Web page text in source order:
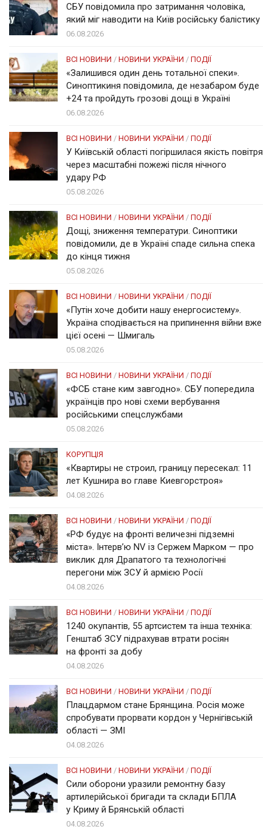
СБУ повідомила про затримання чоловіка,
який міг наводити на Київ російську балістику
06.08.2026
ВСІ НОВИНИ / НОВИНИ УКРАЇНИ / ПОДІЇ
«Залишився один день тотальної спеки».
Синоптикиня повідомила, де незабаром буде
+24 та пройдуть грозові дощі в Україні
06.08.2026
ВСІ НОВИНИ / НОВИНИ УКРАЇНИ / ПОДІЇ
У Київській області погіршилася якість повітря
через масштабні пожежі після нічного
удару РФ
05.08.2026
ВСІ НОВИНИ / НОВИНИ УКРАЇНИ / ПОДІЇ
Дощі, зниження температури. Синоптики
повідомили, де в Україні спаде сильна спека
до кінця тижня
05.08.2026
ВСІ НОВИНИ / НОВИНИ УКРАЇНИ / ПОДІЇ
«Путін хоче добити нашу енергосистему».
Україна сподівається на припинення війни вже
цієї осені — Шмигаль
05.08.2026
ВСІ НОВИНИ / НОВИНИ УКРАЇНИ / ПОДІЇ
«ФСБ стане ким завгодно». СБУ попередила
українців про нові схеми вербування
російськими спецслужбами
05.08.2026
КОРУПЦІЯ
«Квартиры не строил, границу пересекал: 11
лет Кушнира во главе Киевгорстроя»
04.08.2026
ВСІ НОВИНИ / НОВИНИ УКРАЇНИ / ПОДІЇ
«РФ будує на фронті величезні підземні
міста». Інтерв’ю NV із Сержем Марком — про
виклик для Драпатого та технологічні
перегони між ЗСУ й армією Росії
04.08.2026
ВСІ НОВИНИ / НОВИНИ УКРАЇНИ / ПОДІЇ
1240 окупантів, 55 артсистем та інша техніка:
Генштаб ЗСУ підрахував втрати росіян
на фронті за добу
04.08.2026
ВСІ НОВИНИ / НОВИНИ УКРАЇНИ / ПОДІЇ
Плацдармом стане Брянщина. Росія може
спробувати прорвати кордон у Чернігівській
області — ЗМІ
04.08.2026
ВСІ НОВИНИ / НОВИНИ УКРАЇНИ / ПОДІЇ
Сили оборони уразили ремонтну базу
артилерійської бригади та склади БПЛА
у Криму й Брянській області
04.08.2026